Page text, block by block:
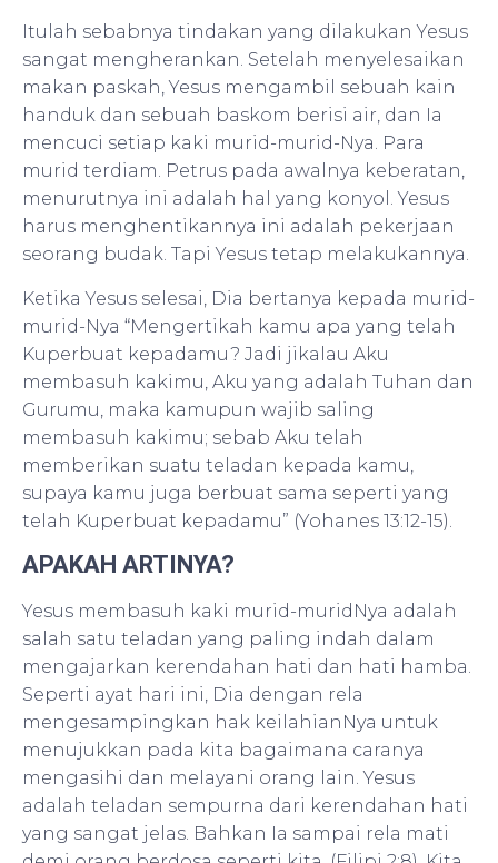
Itulah sebabnya tindakan yang dilakukan Yesus
sangat mengherankan. Setelah menyelesaikan
makan paskah, Yesus mengambil sebuah kain
handuk dan sebuah baskom berisi air, dan Ia
mencuci setiap kaki murid-murid-Nya. Para
murid terdiam. Petrus pada awalnya keberatan,
menurutnya ini adalah hal yang konyol. Yesus
harus menghentikannya ini adalah pekerjaan
seorang budak. Tapi Yesus tetap melakukannya.
Ketika Yesus selesai, Dia bertanya kepada murid-
murid-Nya “Mengertikah kamu apa yang telah
Kuperbuat kepadamu? Jadi jikalau Aku
membasuh kakimu, Aku yang adalah Tuhan dan
Gurumu, maka kamupun wajib saling
membasuh kakimu; sebab Aku telah
memberikan suatu teladan kepada kamu,
supaya kamu juga berbuat sama seperti yang
telah Kuperbuat kepadamu” (Yohanes 13:12-15).
APAKAH ARTINYA?
Yesus membasuh kaki murid-muridNya adalah
salah satu teladan yang paling indah dalam
mengajarkan kerendahan hati dan hati hamba.
Seperti ayat hari ini, Dia dengan rela
mengesampingkan hak keilahianNya untuk
menujukkan pada kita bagaimana caranya
mengasihi dan melayani orang lain. Yesus
adalah teladan sempurna dari kerendahan hati
yang sangat jelas. Bahkan Ia sampai rela mati